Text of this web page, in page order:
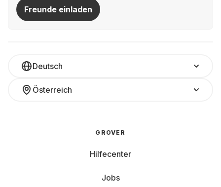
Freunde einladen
Deutsch
Österreich
GROVER
Hilfecenter
Jobs